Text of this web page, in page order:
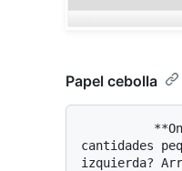
Papel cebolla
cantidades
izquierda?